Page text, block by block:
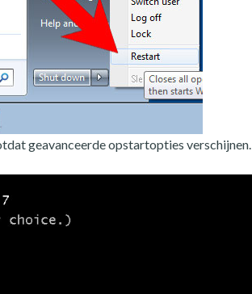
geavanceerde opstartopties verschijnen.